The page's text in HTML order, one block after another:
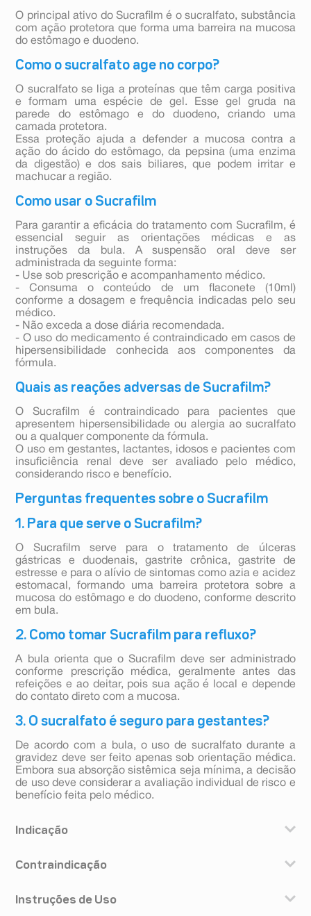
O principal ativo do Sucrafilm é o sucralfato, substância
com ação protetora que forma uma barreira na mucosa
do estômago e duodeno.
Como o sucralfato age no corpo?
O sucralfato se liga a proteínas que têm carga positiva
e formam uma espécie de gel. Esse gel gruda na
parede do estômago e do duodeno, criando uma
camada protetora.
Essa proteção ajuda a defender a mucosa contra a
ação do ácido do estômago, da pepsina (uma enzima
da digestão) e dos sais biliares, que podem irritar e
machucar a região.
Como usar o Sucrafilm
Para garantir a eficácia do tratamento com Sucrafilm, é
essencial seguir as orientações médicas e as
instruções da bula. A suspensão oral deve ser
administrada da seguinte forma:
- Use sob prescrição e acompanhamento médico.
- Consuma o conteúdo de um flaconete (10ml)
conforme a dosagem e frequência indicadas pelo seu
médico.
- Não exceda a dose diária recomendada.
- O uso do medicamento é contraindicado em casos de
hipersensibilidade conhecida aos componentes da
fórmula.
Quais as reações adversas de Sucrafilm?
O Sucrafilm é contraindicado para pacientes que
apresentem hipersensibilidade ou alergia ao sucralfato
ou a qualquer componente da fórmula.
O uso em gestantes, lactantes, idosos e pacientes com
insuficiência renal deve ser avaliado pelo médico,
considerando risco e benefício.
Perguntas frequentes sobre o Sucrafilm
1. Para que serve o Sucrafilm?
O Sucrafilm serve para o tratamento de úlceras
gástricas e duodenais, gastrite crônica, gastrite de
estresse e para o alívio de sintomas como azia e acidez
estomacal, formando uma barreira protetora sobre a
mucosa do estômago e do duodeno, conforme descrito
em bula.
2. Como tomar Sucrafilm para refluxo?
A bula orienta que o Sucrafilm deve ser administrado
conforme prescrição médica, geralmente antes das
refeições e ao deitar, pois sua ação é local e depende
do contato direto com a mucosa.
3. O sucralfato é seguro para gestantes?
De acordo com a bula, o uso de sucralfato durante a
gravidez deve ser feito apenas sob orientação médica.
Embora sua absorção sistêmica seja mínima, a decisão
de uso deve considerar a avaliação individual de risco e
benefício feita pelo médico.
Indicação
tratamento da úlcera duodenal, úlcera gástrica, gastrite
característica polianiônica.
Contraindicação
que apresentam hipersensibilidade ao sucralfato e aos
Instruções de Uso